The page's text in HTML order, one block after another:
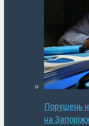
Порушень
на